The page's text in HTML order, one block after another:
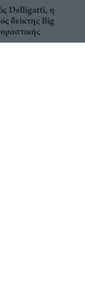
Delligatti, η
δείκτης Big